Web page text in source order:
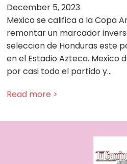
December 5, 2023
Mexico se califica a la Copa
remontar un marcador
seleccion de Honduras este
en el Estadio Azteca. Mexico
por casi todo el partido y…
Read more >